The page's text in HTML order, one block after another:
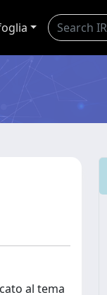
al tema